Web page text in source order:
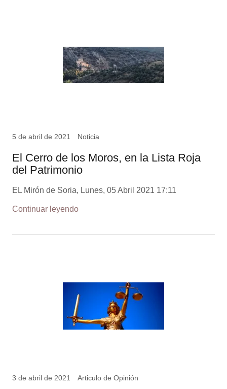
5 de abril de 2021 Noticia
El Cerro de los Moros, en la Lista Roja
del Patrimonio
EL Mirón de Soria, Lunes, 05 Abril 2021 17:11
Continuar leyendo
3 de abril de 2021 Articulo de Opinión